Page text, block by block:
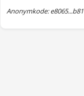
Anonymkode: e8065...b81